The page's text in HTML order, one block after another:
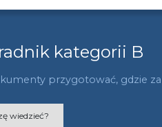
kategorii B
przygotować, gdzie
wiedzieć?